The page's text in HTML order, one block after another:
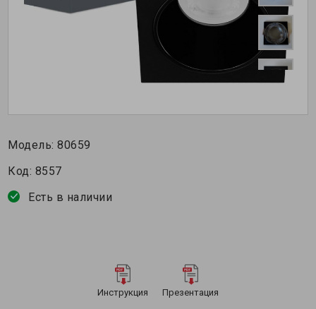
Модель:80659
Код: 8557
Есть в наличии
Инструкция Презентация